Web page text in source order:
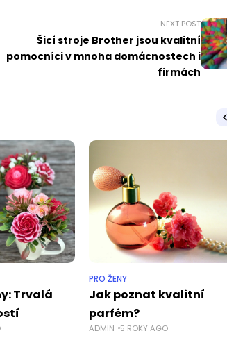
NEXT POST
Šicí stroje Brother jsou kvalitní
pomocníci v mnoha domácnostech i
firmách
Trvalá
PRO ŽENY
Jak poznat kvalitní
parfém?
ADMIN 5 ROKY AGO